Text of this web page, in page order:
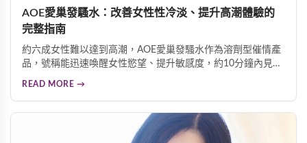
AOE愛巢發騷水：改善女性性冷淡、提升高潮體驗的
完整指南
約六成女性難以達到高潮，AOE愛巢發騷水作為溶劑型催情產
品，號稱能迅速喚醒女性慾望、提升敏感度，約10分鐘內見
READ MORE →